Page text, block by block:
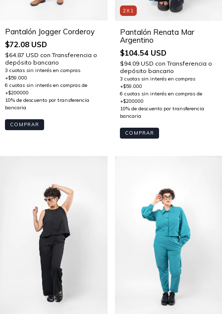
Pantalón Jogger Corderoy
$72.08 USD
$64.87 USD con Transferencia o
depósito bancario
COMPRAR
2X1
Pantalón Renata Mar
Argentino
$104.54 USD
$94.09 USD con Transferencia o
depósito bancario
COMPRAR